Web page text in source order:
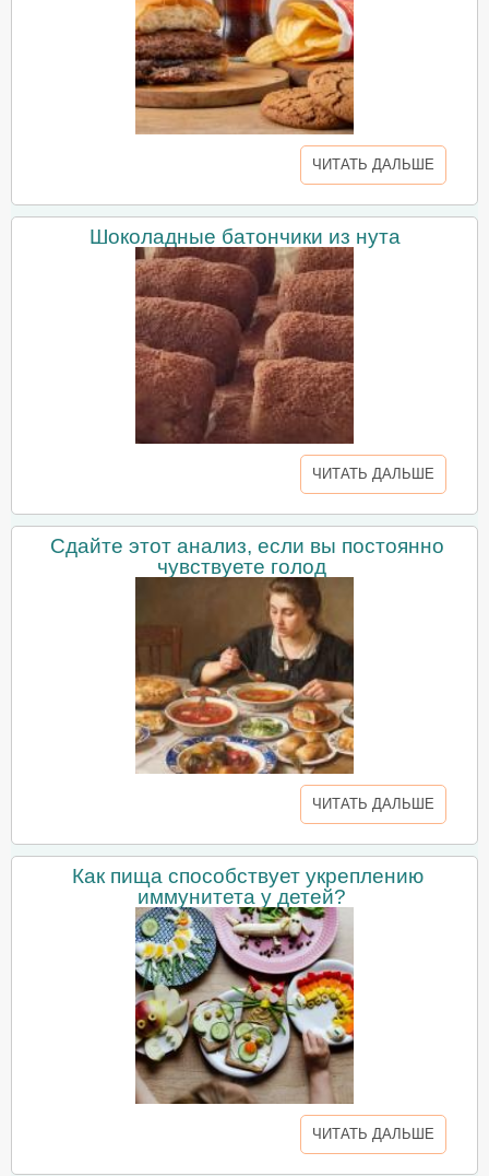
ЧИТАТЬ ДАЛЬШЕ
Шоколадные батончики из нута
ЧИТАТЬ ДАЛЬШЕ
Сдайте этот анализ, если вы постоянно
чувствуете голод
ЧИТАТЬ ДАЛЬШЕ
Как пища способствует укреплению
иммунитета у детей?
ЧИТАТЬ ДАЛЬШЕ